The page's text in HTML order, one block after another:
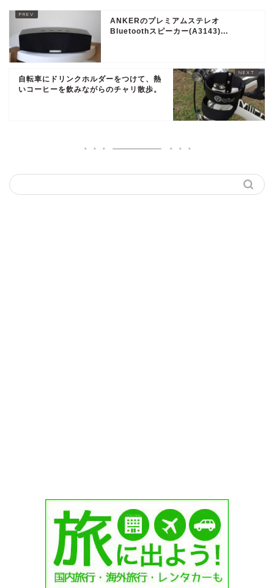
ANKERのプレミアムステレオ
Bluetoothスピーカー(A3143)...
自転車にドリンクホルダーをつけて、熱
いコーヒーを飲みながらのチャリ散歩。